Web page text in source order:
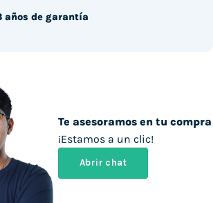
Te asesoramos en tu compra
¡Estamos a un clic!
Abrir chat
años de garantía